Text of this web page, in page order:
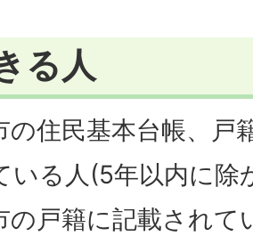
る人
の住民基本台帳、戸
いる人(5年以内に除
の戸籍に記載されて